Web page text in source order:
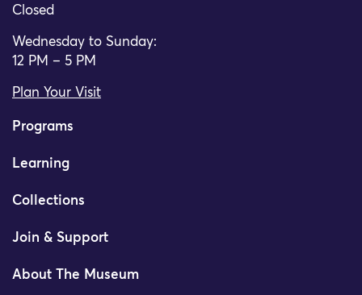
Closed
Wednesday to Sunday:
12 PM – 5 PM
Plan Your Visit
Programs
Learning
Collections
Join & Support
About The Museum